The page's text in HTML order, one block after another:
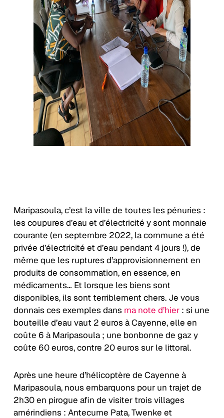
Maripasoula, c’est la ville de toutes les pénuries :
les coupures d’eau et d’électricité y sont monnaie
courante (en septembre 2022, la commune a été
privée d’électricité et d’eau pendant 4 jours !), de
même que les ruptures d’approvisionnement en
produits de consommation, en essence, en
médicaments… Et lorsque les biens sont
disponibles, ils sont terriblement chers. Je vous
donnais ces exemples dans ma note d’hier: si une
bouteille d’eau vaut 2 euros à Cayenne, elle en
coûte 6 à Maripasoula ; une bonbonne de gaz y
coûte 60 euros, contre 20 euros sur le littoral.
Après une heure d’hélicoptère de Cayenne à
Maripasoula, nous embarquons pour un trajet de
2h30 en pirogue afin de visiter trois villages
amérindiens : Antecume Pata, Twenke et